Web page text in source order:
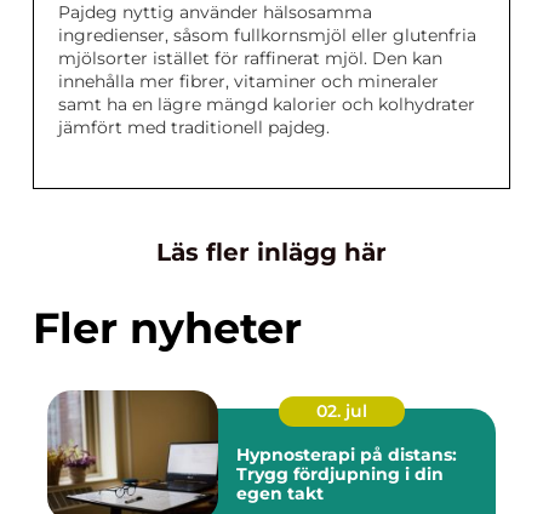
Pajdeg nyttig använder hälsosamma
ingredienser, såsom fullkornsmjöl eller glutenfria
mjölsorter istället för raffinerat mjöl. Den kan
innehålla mer fibrer, vitaminer och mineraler
samt ha en lägre mängd kalorier och kolhydrater
jämfört med traditionell pajdeg.
Läs fler inlägg här
Fler nyheter
02. jul
Hypnosterapi på distans:
Trygg fördjupning i din
egen takt